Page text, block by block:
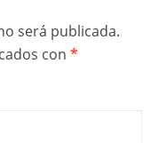
será publicada.
con *